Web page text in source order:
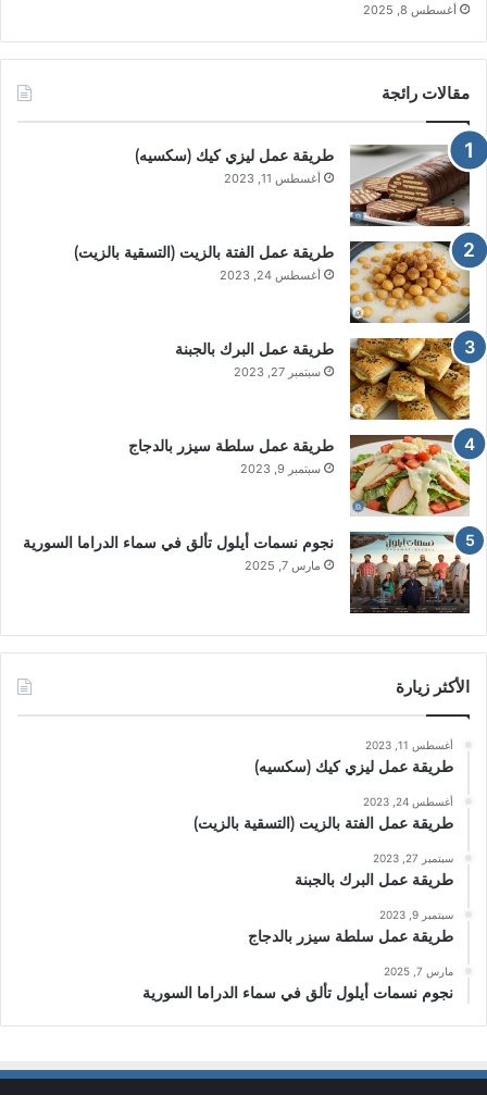
أغسطس 8, 2025
مقالات رائجة
طريقة عمل ليزي كيك (سكسيه)
أغسطس 11, 2023
طريقة عمل الفتة بالزيت (التسقية بالزيت)
أغسطس 24, 2023
طريقة عمل البرك بالجبنة
سبتمبر 27, 2023
طريقة عمل سلطة سيزر بالدجاج
سبتمبر 9, 2023
نجوم نسمات أيلول تألق في سماء الدراما السورية
مارس 7, 2025
الأكثر زيارة
أغسطس 11, 2023
طريقة عمل ليزي كيك (سكسيه)
أغسطس 24, 2023
طريقة عمل الفتة بالزيت (التسقية بالزيت)
سبتمبر 27, 2023
طريقة عمل البرك بالجبنة
سبتمبر 9, 2023
طريقة عمل سلطة سيزر بالدجاج
مارس 7, 2025
نجوم نسمات أيلول تألق في سماء الدراما السورية